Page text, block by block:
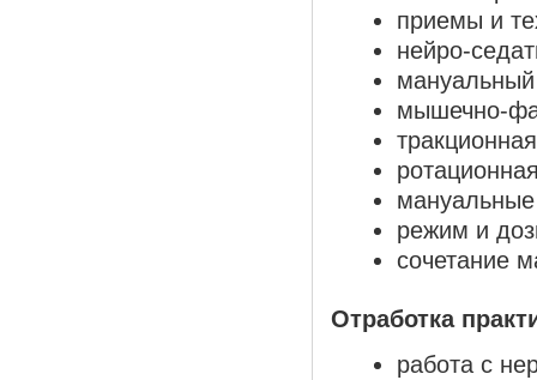
приемы и
нейро-
мышечно-
мануальные
режим и
сочетание
Отработка
работа с